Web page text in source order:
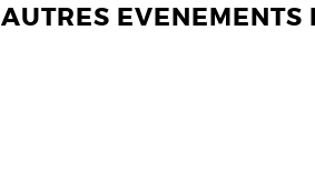
AUTRES EVENEMENTS